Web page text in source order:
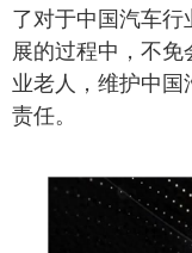
了对于中国汽车
展的过程中，不
业老人，维护中国
责任。